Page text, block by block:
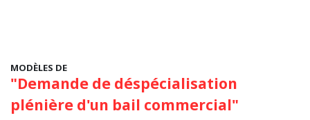
MODÈLES DE
"Demande de déspécialisation
plénière d'un bail commercial"